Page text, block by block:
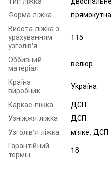
Форма ліжка
прямокутна
Висота ліжка з
урахуванням
узголів'я
115
Оббивний
матеріал
велюр
Країна
виробник
Україна
Каркас ліжка
ДСП
Узніжжя ліжка
ДСП
Узголів'я ліжка
м'яке, ДСП
Гарантійний
термін
18